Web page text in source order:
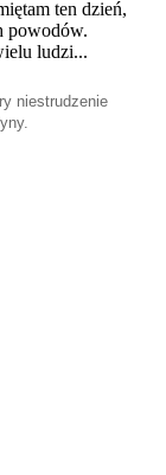
niestrudzenie